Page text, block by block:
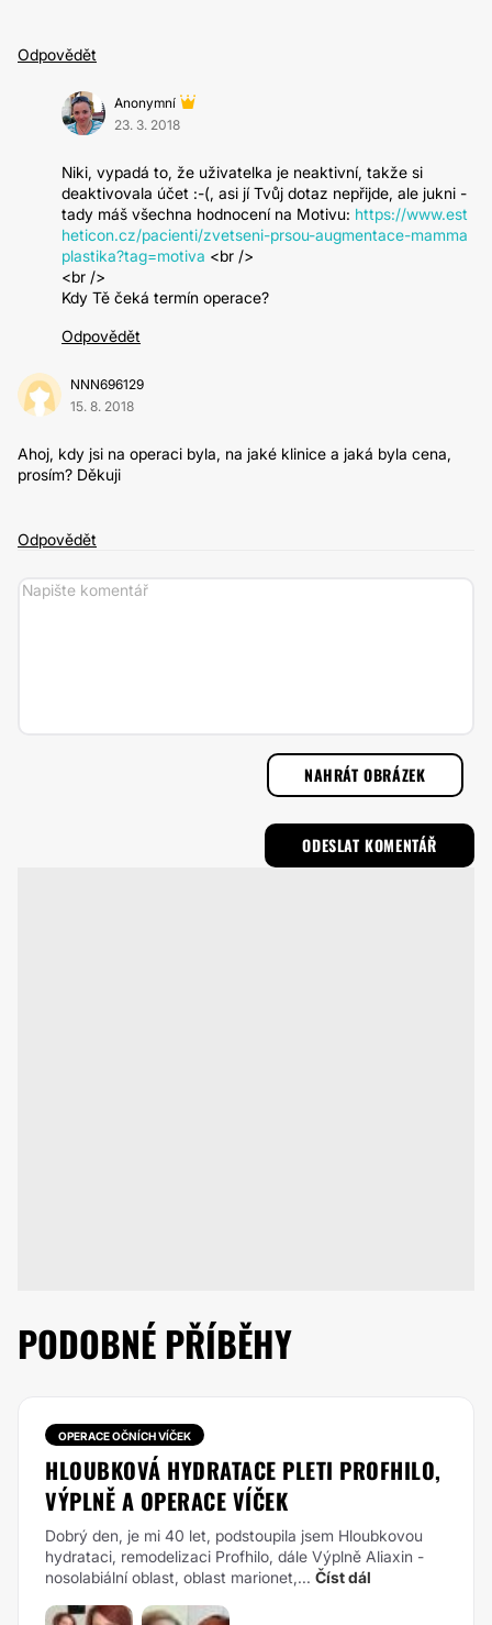
Odpovědět
Anonymní
23. 3. 2018
Niki, vypadá to, že uživatelka je neaktivní, takže si
deaktivovala účet :-(, asi jí Tvůj dotaz nepřijde, ale jukni -
tady máš všechna hodnocení na Motivu: https://www.est
heticon.cz/pacienti/zvetseni-prsou-augmentace-mamma
plastika?tag=motiva <br />
<br />
Kdy Tě čeká termín operace?
Odpovědět
NNN696129
15. 8. 2018
Ahoj, kdy jsi na operaci byla, na jaké klinice a jaká byla cena,
prosím? Děkuji
Odpovědět
NAHRÁT OBRÁZEK
PODOBNÉ PŘÍBĚHY
OPERACE OČNÍCH VÍČEK
HLOUBKOVÁ HYDRATACE PLETI PROFHILO,
VÝPLNĚ A OPERACE VÍČEK
Dobrý den, je mi 40 let, podstoupila jsem Hloubkovou
hydrataci, remodelizaci Profhilo, dále Výplně Aliaxin -
nosolabiální oblast, oblast marionet,... Číst dál